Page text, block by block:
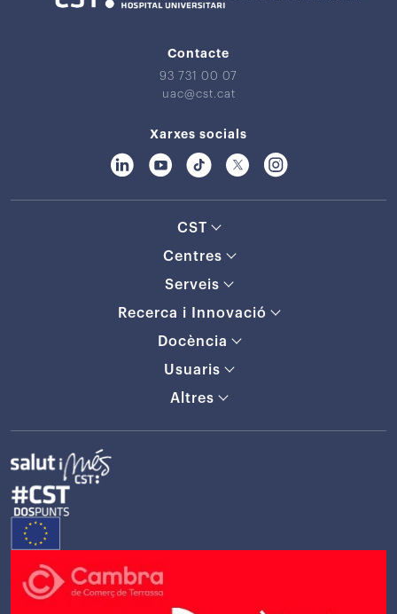
Contacte
93 731 00 07
uac@cst.cat
Xarxes socials
CST
Centres
Serveis
Recerca i Innovació
Docència
Usuaris
Altres